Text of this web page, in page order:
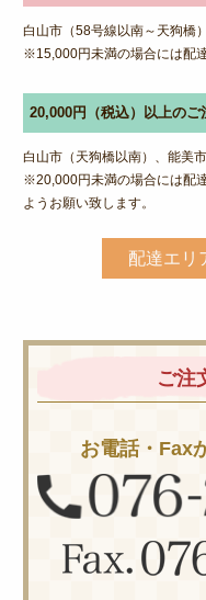
白山市（58号線以南～天狗橋
※15,000円未満の場合には配
20,000円（税込）以上の
白山市（天狗橋以南）、能美
※20,000円未満の場合には配
ようお願い致します。
配達エリ
ご注
お電話・Fax